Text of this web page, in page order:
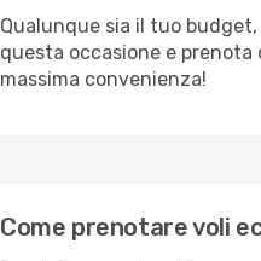
Qualunque sia il tuo
questa occasione e prenota
massima convenienza!
Come prenotare voli